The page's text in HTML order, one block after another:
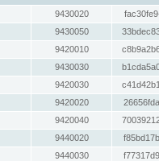
9430020
9430050
9420010
9430030
9420030
9420020
9420040
9440020
9440030